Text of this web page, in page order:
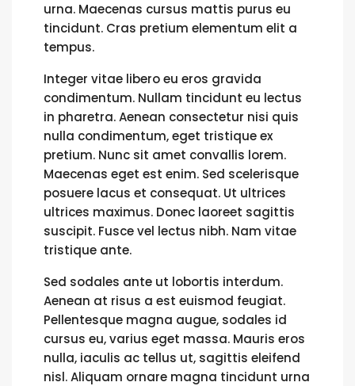
urna. Maecenas cursus mattis purus eu
tincidunt. Cras pretium elementum elit a
tempus.
Integer vitae libero eu eros gravida
condimentum. Nullam tincidunt eu lectus
in pharetra. Aenean consectetur nisi quis
nulla condimentum, eget tristique ex
pretium. Nunc sit amet convallis lorem.
Maecenas eget est enim. Sed scelerisque
posuere lacus et consequat. Ut ultrices
ultrices maximus. Donec laoreet sagittis
suscipit. Fusce vel lectus nibh. Nam vitae
tristique ante.
Sed sodales ante ut lobortis interdum.
Aenean at risus a est euismod feugiat.
Pellentesque magna augue, sodales id
cursus eu, varius eget massa. Mauris eros
nulla, iaculis ac tellus ut, sagittis eleifend
nisl. Aliquam ornare magna tincidunt urna